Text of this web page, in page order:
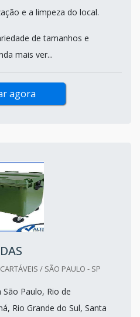
e a limpeza do local.
de tamanhos e
mais ver...
agora
/ SÃO PAULO - SP
Paulo, Rio de
Rio Grande do Sul, Santa